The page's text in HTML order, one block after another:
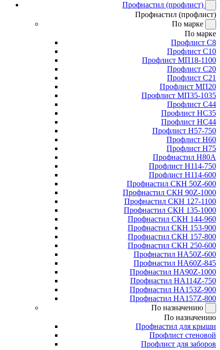
Профнастил (профлист)
Профнастил (профлист)
По марке
По марке
Профлист С8
Профлист С10
Профлист МП18-1100
Профлист С20
Профлист С21
Профлист МП20
Профлист МП35-1035
Профлист С44
Профлист НС35
Профлист НС44
Профлист Н57-750
Профлист Н60
Профлист Н75
Профнастил Н80А
Профлист Н114-750
Профлист Н114-600
Профнастил СКН 50Z-600
Профнастил СКН 90Z-1000
Профнастил СКН 127-1100
Профнастил СКН 135-1000
Профнастил СКН 144-960
Профнастил СКН 153-900
Профнастил СКН 157-800
Профнастил СКН 250-600
Профнастил НА50Z-600
Профнастил НА60Z-845
Профнастил НА90Z-1000
Профнастил НА114Z-750
Профнастил НА153Z-900
Профнастил НА157Z-800
По назначению
По назначению
Профнастил для крыши
Профлист стеновой
Профлист для заборов